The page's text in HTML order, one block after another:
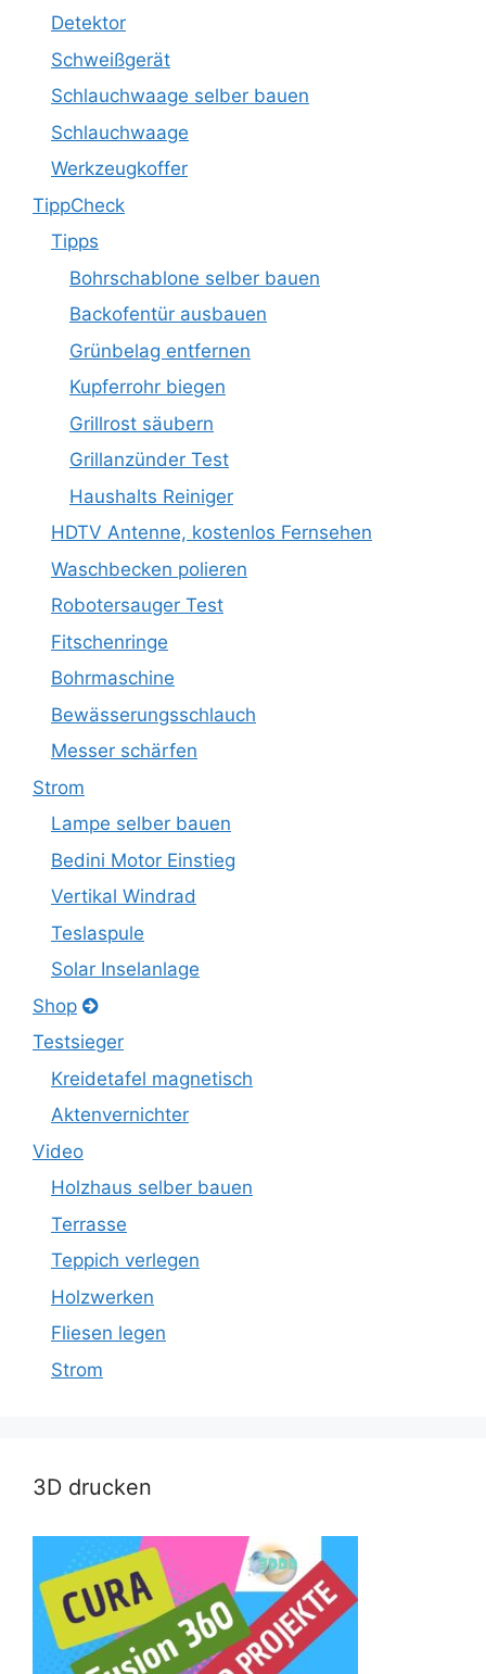
Detektor
Schweißgerät
Schlauchwaage selber bauen
Schlauchwaage
Werkzeugkoffer
TippCheck
Tipps
Bohrschablone selber bauen
Backofentür ausbauen
Grünbelag entfernen
Kupferrohr biegen
Grillrost säubern
Grillanzünder Test
Haushalts Reiniger
HDTV Antenne, kostenlos Fernsehen
Waschbecken polieren
Robotersauger Test
Fitschenringe
Bohrmaschine
Bewässerungsschlauch
Messer schärfen
Strom
Lampe selber bauen
Bedini Motor Einstieg
Vertikal Windrad
Teslaspule
Solar Inselanlage
Shop
Testsieger
Kreidetafel magnetisch
Aktenvernichter
Video
Holzhaus selber bauen
Terrasse
Teppich verlegen
Holzwerken
Fliesen legen
Strom
3D drucken